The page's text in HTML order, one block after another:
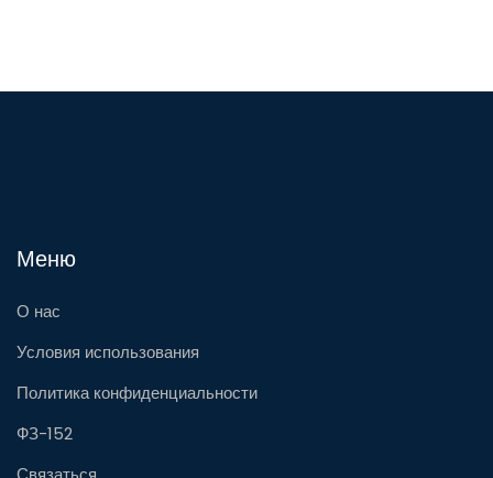
Меню
О нас
Условия использования
Политика конфиденциальности
ФЗ-152